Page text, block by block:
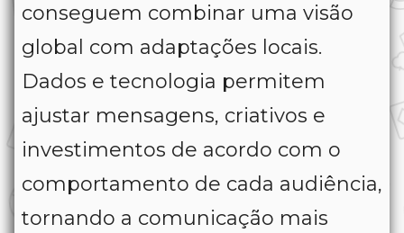
conseguem combinar uma visão
global com adaptações locais.
Dados e tecnologia permitem
ajustar mensagens, criativos e
investimentos de acordo com o
comportamento de cada audiência,
tornando a comunicação mais